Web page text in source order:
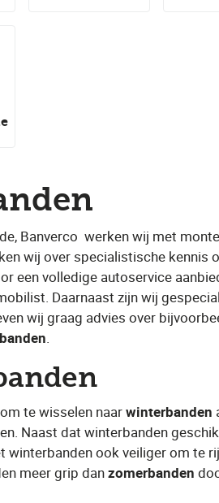
Banverco werken wij met
wij over specialistische kennis
een volledige autoservice
Daarnaast zijn wij
wij graag advies over
​.
te wisselen naar winterbanden
Naast dat winterbanden
winterbanden ook veiliger om te
meer grip dan zomerbanden